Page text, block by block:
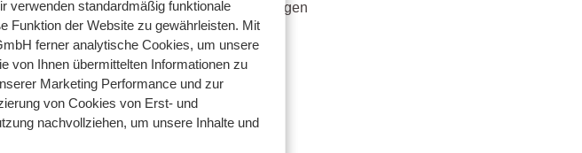
verwenden standardmäßig funktionale
Funktion der Website zu gewährleisten. Mit
ferner analytische Cookies, um unsere
von Ihnen übermittelten Informationen zu
Marketing Performance und zur
von Cookies von Erst- und
nachvollziehen, um unsere Inhalte und
App
Zahlungsbedingungen
Rechnung
Gutscheine